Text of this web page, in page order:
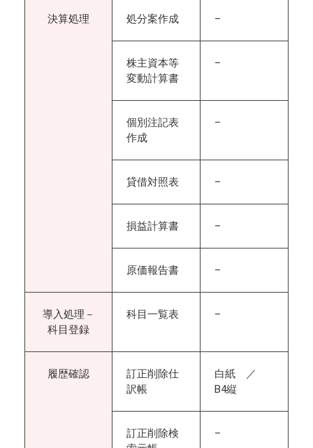
決算処理 処分案作成 –
株主資本等
変動計算書
–
個別注記表
作成
–
貸借対照表 –
損益計算書 –
原価報告書 –
導入処理－
科目登録
科目一覧表 –
履歴確認
訂正削除仕
訳帳
白紙 ／
B4縦
訂正削除検
–